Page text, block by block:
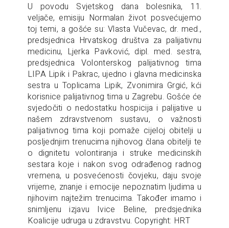
U povodu Svjetskog dana bolesnika, 11.
veljače, emisiju Normalan život posvećujemo
toj temi, a gošće su: Vlasta Vučevac, dr. med.,
predsjednica Hrvatskog društva za palijativnu
medicinu, Ljerka Pavković, dipl. med. sestra,
predsjednica Volonterskog palijativnog tima
LIPA Lipik i Pakrac, ujedno i glavna medicinska
sestra u Toplicama Lipik, Zvonimira Grgić, kći
korisnice palijativnog tima u Zagrebu. Gošće će
svjedočiti o nedostatku hospicija i palijative u
našem zdravstvenom sustavu, o važnosti
palijativnog tima koji pomaže cijeloj obitelji u
posljednjim trenucima njihovog člana obitelji te
o dignitetu volontiranja i struke medicinskih
sestara koje i nakon svog odrađenog radnog
vremena, u posvećenosti čovjeku, daju svoje
vrijeme, znanje i emocije nepoznatim ljudima u
njihovim najtežim trenucima. Također imamo i
snimljenu izjavu Ivice Beline, predsjednika
Koalicije udruga u zdravstvu. Copyright: HRT